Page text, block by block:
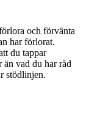
och förvänta
har förlorat.
du tappar
vad du har råd
stödlinjen.